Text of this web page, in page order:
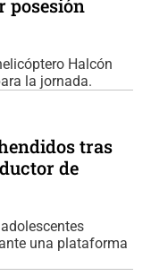
posesión
Halcón
la jornada.
tras
de
una plataforma